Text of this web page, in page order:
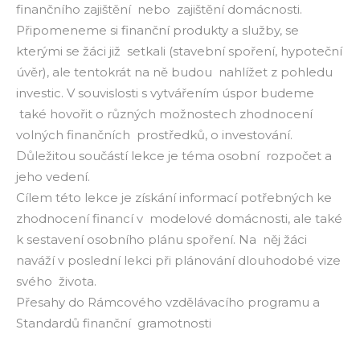
finančního zajištění nebo zajištění domácnosti.
Připomeneme si finanční produkty a služby, se
kterými se žáci již setkali (stavební spoření, hypoteční
úvěr), ale tentokrát na ně budou nahlížet z pohledu
investic. V souvislosti s vytvářením úspor budeme
také hovořit o různých možnostech zhodnocení
volných finančních prostředků, o investování.
Důležitou součástí lekce je téma osobní rozpočet a
jeho vedení.
Cílem této lekce je získání informací potřebných ke
zhodnocení financí v modelové domácnosti, ale také
k sestavení osobního plánu spoření. Na něj žáci
naváží v poslední lekci při plánování dlouhodobé vize
svého života.
Přesahy do Rámcového vzdělávacího programu a
Standardů finanční gramotnosti